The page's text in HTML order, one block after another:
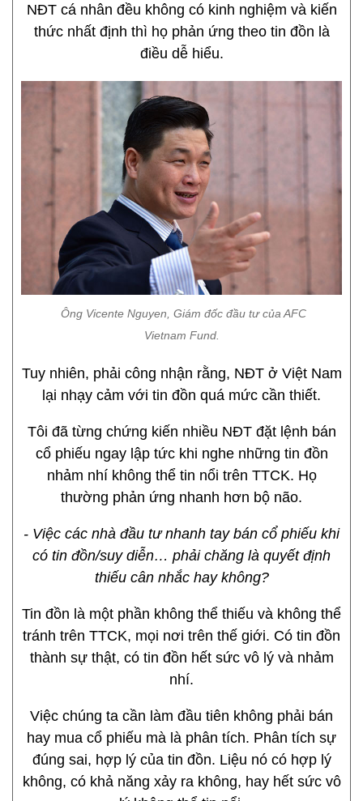
NĐT cá nhân đều không có kinh nghiệm và kiến
thức nhất định thì họ phản ứng theo tin đồn là
điều dễ hiểu.
Ông Vicente Nguyen, Giám đốc đầu tư của AFC
Vietnam Fund.
Tuy nhiên, phải công nhận rằng, NĐT ở Việt Nam
lại nhạy cảm với tin đồn quá mức cần thiết.
Tôi đã từng chứng kiến nhiều NĐT đặt lệnh bán
cổ phiếu ngay lập tức khi nghe những tin đồn
nhảm nhí không thể tin nổi trên TTCK. Họ
thường phản ứng nhanh hơn bộ não.
- Việc các nhà đầu tư nhanh tay bán cổ phiếu khi
có tin đồn/suy diễn… phải chăng là quyết định
thiếu cân nhắc hay không?
Tin đồn là một phần không thể thiếu và không thể
tránh trên TTCK, mọi nơi trên thế giới. Có tin đồn
thành sự thật, có tin đồn hết sức vô lý và nhảm
nhí.
Việc chúng ta cần làm đầu tiên không phải bán
hay mua cổ phiếu mà là phân tích. Phân tích sự
đúng sai, hợp lý của tin đồn. Liệu nó có hợp lý
không, có khả năng xảy ra không, hay hết sức vô